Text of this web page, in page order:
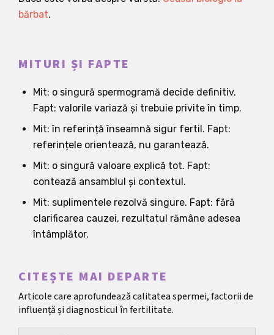
bărbat.
MITURI ȘI FAPTE
Mit: o singură spermogramă decide definitiv.
Fapt: valorile variază și trebuie privite în timp.
Mit: în referință înseamnă sigur fertil. Fapt:
referințele orientează, nu garantează.
Mit: o singură valoare explică tot. Fapt:
contează ansamblul și contextul.
Mit: suplimentele rezolvă singure. Fapt: fără
clarificarea cauzei, rezultatul rămâne adesea
întâmplător.
CITEȘTE MAI DEPARTE
Articole care aprofundează calitatea spermei, factorii de
influență și diagnosticul în fertilitate.